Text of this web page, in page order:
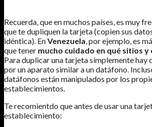
Recuerda, que en muchos países, es muy
que te dupliquen la tarjeta (copien sus
idéntica). EnVenezuela , por ejemplo, es
que tener mucho cuidado en qué sitios
Para duplicar una tarjeta símplemente hay
por un aparato similar a un datáfono.
datáfonos están manipulados por los
establecimientos.
Te recomientdo que antes de usar una
establecimiento: